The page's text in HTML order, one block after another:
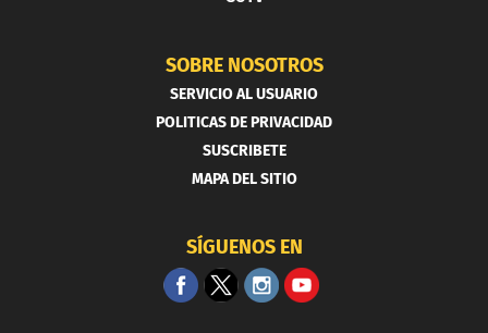
SOBRE NOSOTROS
SERVICIO AL USUARIO
POLITICAS DE PRIVACIDAD
SUSCRIBETE
MAPA DEL SITIO
SÍGUENOS EN